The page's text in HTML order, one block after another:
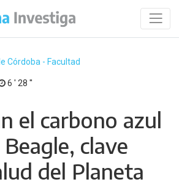
Córdoba - Facultad
6 ′ 28 ′′
el carbono azul
clave
del Planeta